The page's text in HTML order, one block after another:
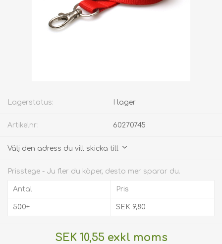
Lagerstatus: I lager
Artikelnr: 60270745
Välj den adress du vill skicka till
Prisstege - Ju fler du köper, desto mer sparar du.
Antal
500+
Pris
SEK 9,80
SEK 10,55 exkl moms